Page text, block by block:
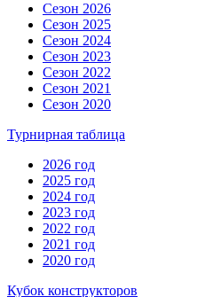
Сезон 2026
Сезон 2025
Сезон 2024
Сезон 2023
Сезон 2022
Сезон 2021
Сезон 2020
Турнирная таблица
2026 год
2025 год
2024 год
2023 год
2022 год
2021 год
2020 год
Кубок конструкторов